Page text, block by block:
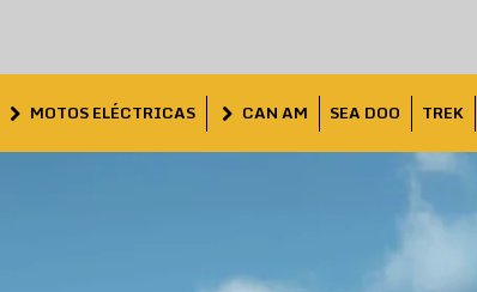
MOTOS ELÉCTRICAS CAN AM SEA DOO TREK